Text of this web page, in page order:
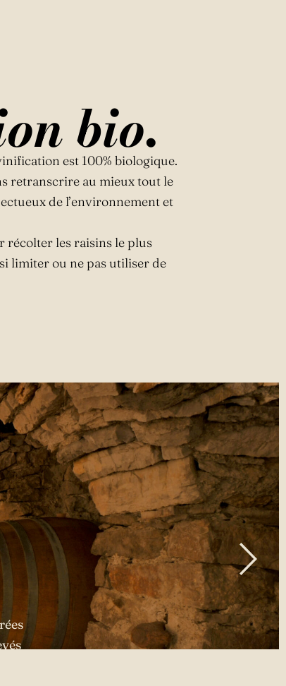
bio.
est 100% biologique.
retranscrire au mieux tout le
de l’environnement et
récolter les raisins le plus
limiter ou ne pas utiliser de